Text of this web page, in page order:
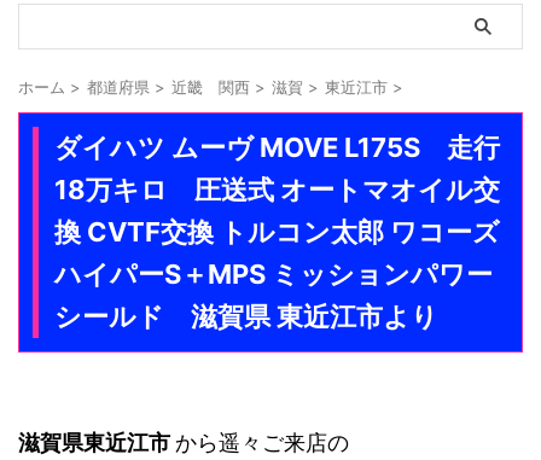
ホーム > 都道府県 > 近畿 関西 > 滋賀 > 東近江市 >
ダイハツ ムーヴ MOVE L175S 走行
18万キロ 圧送式 オートマオイル交
換 CVTF交換 トルコン太郎 ワコーズ
ハイパーS＋MPS ミッションパワー
シールド 滋賀県 東近江市より
滋賀県東近江市から遥々ご来店の